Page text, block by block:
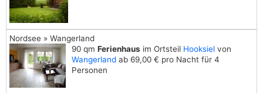
Nordsee » Wangerland
90 qm Ferienhaus im Ortsteil Hooksiel von
Wangerland ab 69,00 € pro Nacht für 4
Personen